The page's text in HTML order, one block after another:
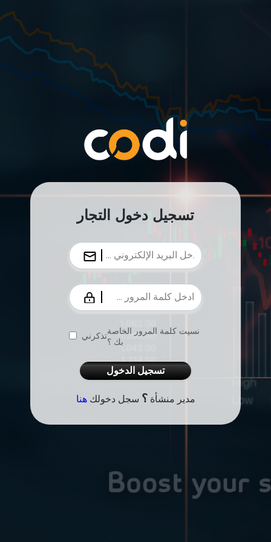
تسجيل دخول التجار
تذكرنينسيت كلمة المرور الخاصة
بك ؟
تسجيل الدخول
مدير منشأة؟ سجل دخولك هنا